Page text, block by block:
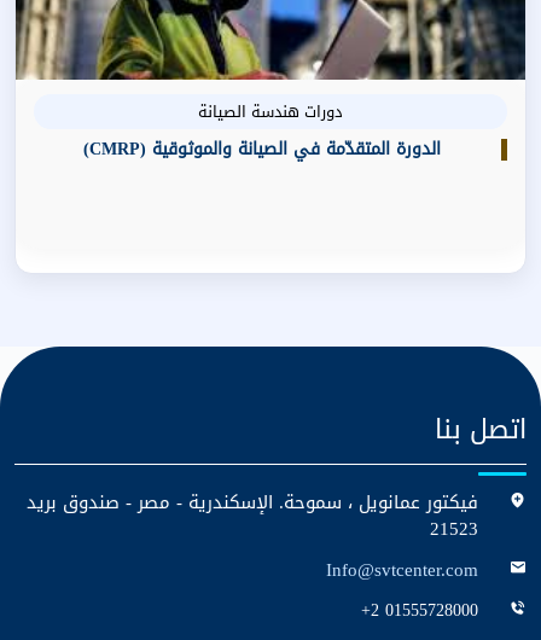
دورات هندسة الصيانة
الدورة المتقدّمة في الصيانة والموثوقية (CMRP)
اتصل بنا
فيكتور عمانويل ، سموحة. الإسكندرية - مصر - صندوق بريد
21523
Info@svtcenter.com
+2 01555728000